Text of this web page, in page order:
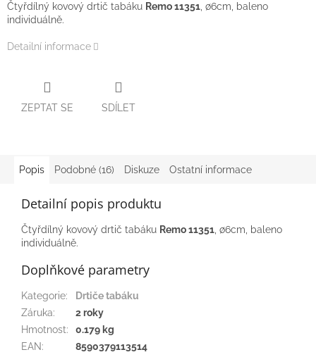
Čtyřdílný kovový drtič tabáku Remo 11351 , ∅6cm, baleno
individuálně.
Detailní informace
ZEPTAT SE SDÍLET
Popis Podobné (16) Diskuze Ostatní informace
Detailní popis produktu
Čtyřdílný kovový drtič tabáku Remo 11351, ∅6cm, baleno
individuálně.
Doplňkové parametry
Kategorie:
Drtiče tabáku
Záruka:
2 roky
Hmotnost:
0.179 kg
EAN: 8590379113514